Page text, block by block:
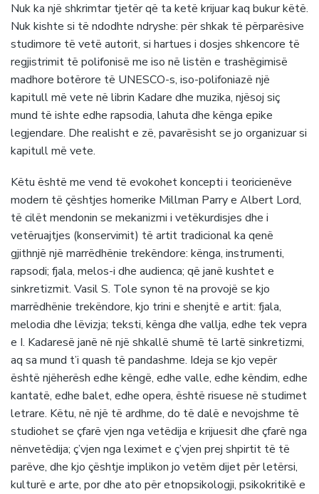
Nuk ka një shkrimtar tjetër që ta ketë krijuar kaq bukur këtë.
Nuk kishte si të ndodhte ndryshe: për shkak të përparësive
studimore të vetë autorit, si hartues i dosjes shkencore të
regjistrimit të polifonisë me iso në listën e trashëgimisë
madhore botërore të UNESCO-s, iso-polifoniazë një
kapitull më vete në librin Kadare dhe muzika, njësoj siç
mund të ishte edhe rapsodia, lahuta dhe kënga epike
legjendare. Dhe realisht e zë, pavarësisht se jo organizuar si
kapitull më vete.
Këtu është me vend të evokohet koncepti i teoricienëve
modern të çështjes homerike Millman Parry e Albert Lord,
të cilët mendonin se mekanizmi i vetëkurdisjes dhe i
vetëruajtjes (konservimit) të artit tradicional ka qenë
gjithnjë një marrëdhënie trekëndore: kënga, instrumenti,
rapsodi; fjala, melos-i dhe audienca; që janë kushtet e
sinkretizmit. Vasil S. Tole synon të na provojë se kjo
marrëdhënie trekëndore, kjo trini e shenjtë e artit: fjala,
melodia dhe lëvizja; teksti, kënga dhe vallja, edhe tek vepra
e I. Kadaresë janë në një shkallë shumë të lartë sinkretizmi,
aq sa mund t’i quash të pandashme. Ideja se kjo vepër
është njëherësh edhe këngë, edhe valle, edhe këndim, edhe
kantatë, edhe balet, edhe opera, është risuese në studimet
letrare. Këtu, në një të ardhme, do të dalë e nevojshme të
studiohet se çfarë vjen nga vetëdija e krijuesit dhe çfarë nga
nënvetëdija; ç’vjen nga leximet e ç’vjen prej shpirtit të të
parëve, dhe kjo çështje implikon jo vetëm dijet për letërsi,
kulturë e arte, por dhe ato për etnopsikologji, psikokritikë e